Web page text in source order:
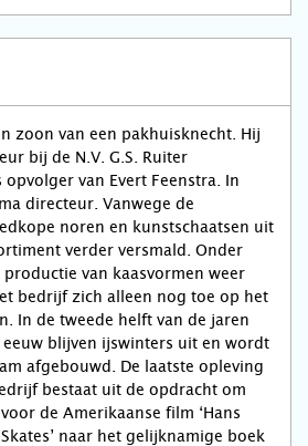
zoon van een pakhuisknecht. Hij
bij de N.V. G.S. Ruiter
opvolger van Evert Feenstra. In
directeur. Vanwege de
noren en kunstschaatsen uit
verder versmald. Onder
van kaasvormen weer
bedrijf zich alleen nog toe op het
In de tweede helft van de jaren
blijven ijswinters uit en wordt
afgebouwd. De laatste opleving
bestaat uit de opdracht om
de Amerikaanse film ‘Hans
naar het gelijknamige boek